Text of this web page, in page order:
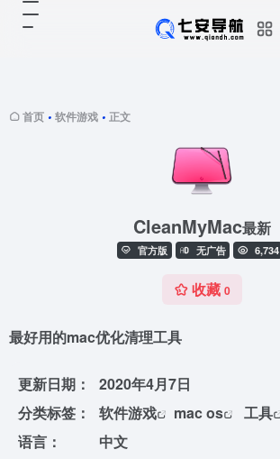
首页 • 软件游戏 • 正文
CleanMyMac最新
官方版 无广告 6,734
收藏 0
最好用的mac优化清理工具
更新日期：
2020年4月7日
分类标签：
软件游戏 mac os 工具
语言：
中文